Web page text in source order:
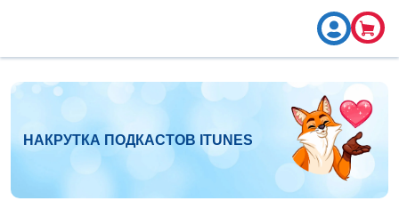
НАКРУТКА ПОДКАСТОВ ITUNES